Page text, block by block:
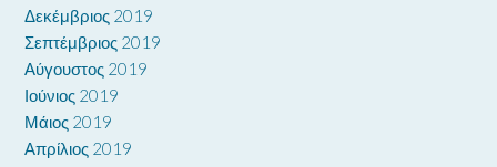
Δεκέμβριος 2019
Σεπτέμβριος 2019
Αύγουστος 2019
Ιούνιος 2019
Μάιος 2019
Απρίλιος 2019